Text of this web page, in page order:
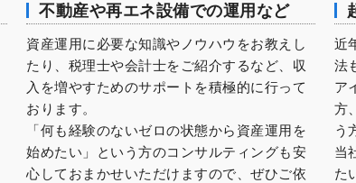
不動産や再エネ設備での運用など
資産運用に必要な知識やノウハウをお教えし
たり、税理士や会計士をご紹介するなど、収
入を増やすためのサポートを積極的に行って
おります。
「何も経験のないゼロの状態から資産運用を
始めたい」という方のコンサルティングも安
心しておまかせいただけますので、ぜひご依
近
法
ア
方
う
当
た